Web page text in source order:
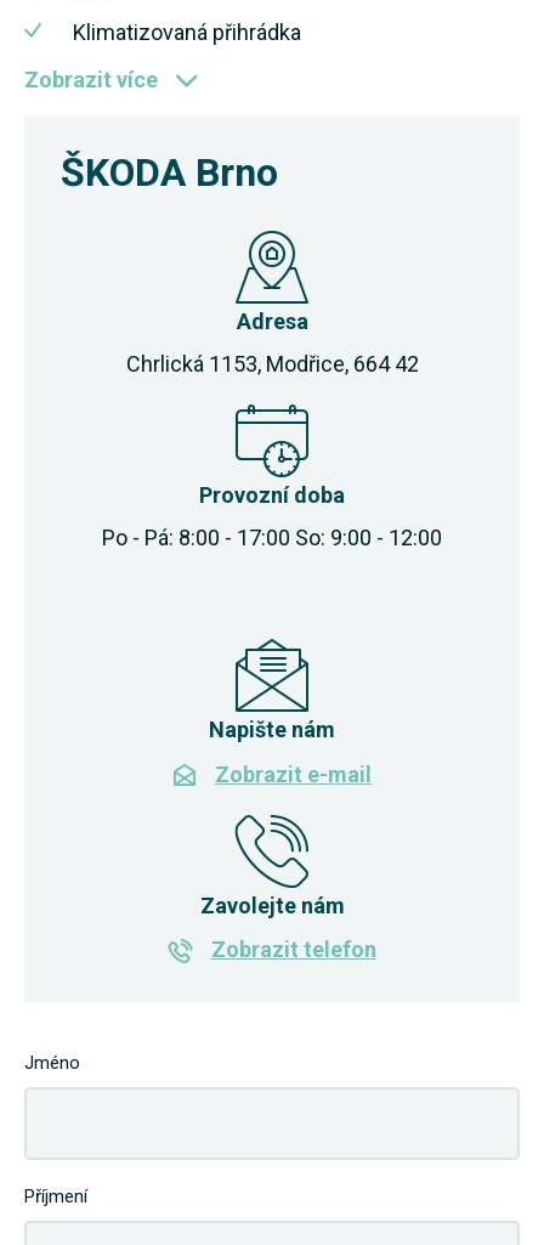
Klimatizovaná přihrádka
Zobrazit více
ŠKODA Brno
Adresa
Chrlická 1153, Modřice, 664 42
Provozní doba
Po - Pá: 8:00 - 17:00 So: 9:00 - 12:00
Napište nám
Zobrazit e-mail
Zavolejte nám
Zobrazit telefon
Jméno
Příjmení